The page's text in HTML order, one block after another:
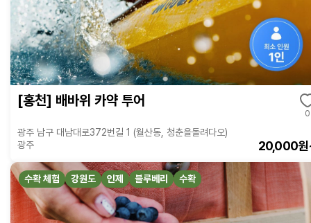
[홍천] 배바위 카약 투어
0
광주 남구 대남대로372번길 1 (월산동, 청춘을돌려다오)
광주
20,000
수확 체험 강원도 인제 블루베리 수확